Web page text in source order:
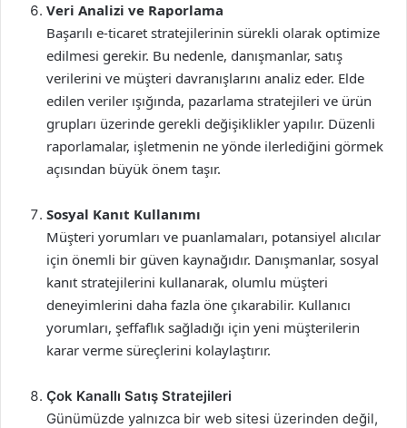
Veri Analizi ve Raporlama
Başarılı e-ticaret stratejilerinin sürekli olarak optimize
edilmesi gerekir. Bu nedenle, danışmanlar, satış
verilerini ve müşteri davranışlarını analiz eder. Elde
edilen veriler ışığında, pazarlama stratejileri ve ürün
grupları üzerinde gerekli değişiklikler yapılır. Düzenli
raporlamalar, işletmenin ne yönde ilerlediğini görmek
açısından büyük önem taşır.
Sosyal Kanıt Kullanımı
Müşteri yorumları ve puanlamaları, potansiyel alıcılar
için önemli bir güven kaynağıdır. Danışmanlar, sosyal
kanıt stratejilerini kullanarak, olumlu müşteri
deneyimlerini daha fazla öne çıkarabilir. Kullanıcı
yorumları, şeffaflık sağladığı için yeni müşterilerin
karar verme süreçlerini kolaylaştırır.
Çok Kanallı Satış Stratejileri
Günümüzde yalnızca bir web sitesi üzerinden değil,